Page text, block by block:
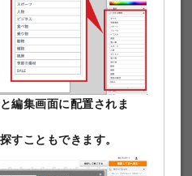
）」「外壁塗装」がテーマ
インテンプレートです。写真
な名刺が作成できます。テン
ま印刷注文が可能です。
ロ マットコート180kg
はこちら
編集画面に配置されま
すこともできます。